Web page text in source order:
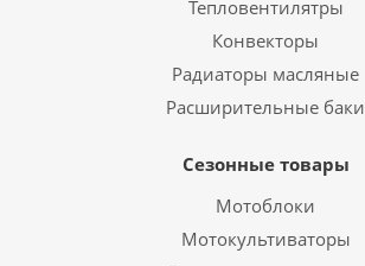
Тепловентилятры
Конвекторы
Радиаторы масляные
Расширительные баки
Сезонные товары
Мотоблоки
Мотокультиваторы